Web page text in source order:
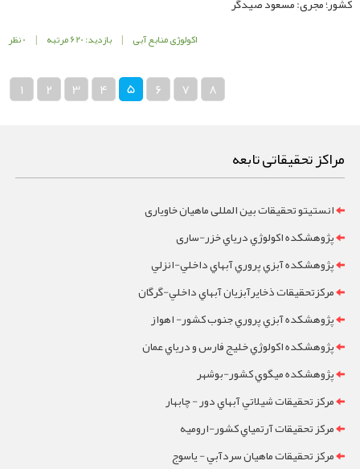
اکولوژی منابع آبی | بازدید: 620 مرتبه | 0 نظر
1 2 3 4 5 6 7 8
مراکز تحقیقاتی تابعه
انستیتو تحقیقات بین المللی ماهیان خاویاری
پژوهشکده اکولوژي درياي خزر-ساری
پژوهشکده آبزي پروري آبهاي داخلي-انزلي
مرکزتحقيقات ذخايرآبزيان آبهاي داخلي-گرگان
پژوهشکده آبزي پروري جنوب کشور- اهواز
پژوهشکده اکولوژي خليج فارس و درياي عمان
پژوهشکده ميگوي کشور-بوشهر
مرکز تحقيقات شيلاتي آبهاي دور - چابهار
مرکز تحقيقات آرتمياي کشور-ارومیه
مرکز تحقيقات ماهيان سردآبي - ياسوج